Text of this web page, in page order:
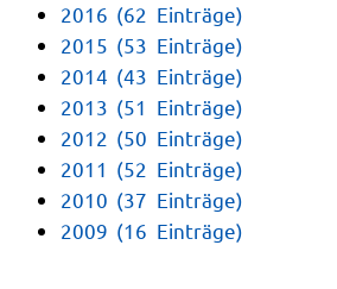
2016 (62 Einträge)
2015 (53 Einträge)
2014 (43 Einträge)
2013 (51 Einträge)
2012 (50 Einträge)
2011 (52 Einträge)
2010 (37 Einträge)
2009 (16 Einträge)